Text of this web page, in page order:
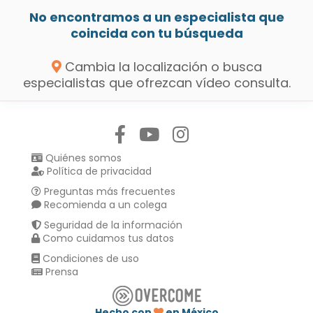
No encontramos a un especialista que
coincida con tu búsqueda
Cambia la localización o busca
especialistas que ofrezcan vídeo consulta.
Quiénes somos
Política de privacidad
Preguntas más frecuentes
Recomienda a un colega
Seguridad de la información
Como cuidamos tus datos
Condiciones de uso
Prensa